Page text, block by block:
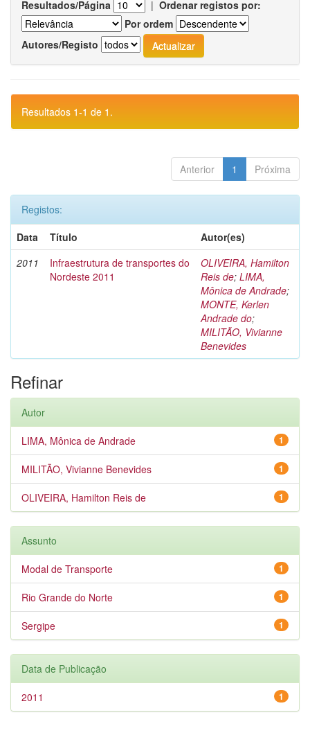
Resultados/Página | Ordenar registos por:
Por ordem
Autores/Registo
Resultados 1-1 de 1.
Anterior 1 Próxima
Registos:
Data
Título
Autor(es)
2011
Infraestrutura de transportes do
Nordeste 2011
OLIVEIRA, Hamilton
Reis de; LIMA,
Mônica de Andrade;
MONTE, Kerlen
Andrade do;
MILITÃO, Vivianne
Benevides
Refinar
Autor
1
LIMA, Mônica de Andrade
1
MILITÃO, Vivianne Benevides
1
OLIVEIRA, Hamilton Reis de
Assunto
1
Modal de Transporte
1
Rio Grande do Norte
1
Sergipe
Data de Publicação
1
2011